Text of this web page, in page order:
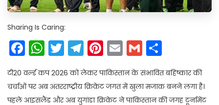
Sharing Is Caring:
Facebook
WhatsApp
Twitter
Telegram
Pinterest
EmailGmail
टी20 वर्ल्ड कप 2026 को लेकर पाकिस्तान के संभावित बहिष्कार की
चर्चाओं पर अब अंतरराष्ट्रीय क्रिकेट जगत में खुला मजाक बनने लगा है।
पहले आइसलैंड और अब युगांडा क्रिकेट ने पाकिस्तान की जगह टूर्नामेंट